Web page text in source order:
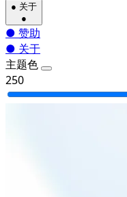
● 关于
●
● 赞助
● 关于
主题色
250